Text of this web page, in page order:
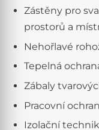
Zástěny pro
prostorů a
Nehořlavé
Tepelná
Zábaly
Pracovní
Izolační